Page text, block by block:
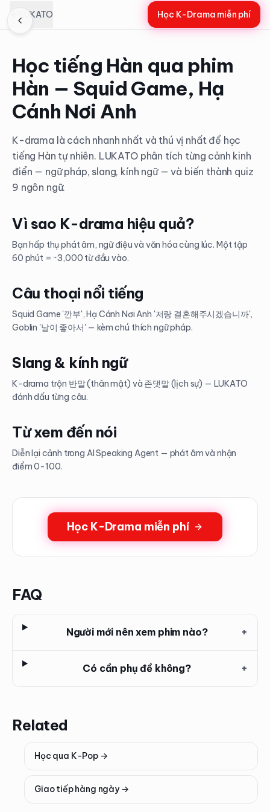
LUKATO Học K-Drama miễn phí
Học tiếng Hàn qua phim
Hàn — Squid Game, Hạ
Cánh Nơi Anh
K-drama là cách nhanh nhất và thú vị nhất để học
tiếng Hàn tự nhiên. LUKATO phân tích từng cảnh kinh
điển — ngữ pháp, slang, kính ngữ — và biến thành quiz
9 ngôn ngữ.
Vì sao K-drama hiệu quả?
Bạn hấp thụ phát âm, ngữ điệu và văn hóa cùng lúc. Một tập
60 phút = ~3,000 từ đầu vào.
Câu thoại nổi tiếng
Squid Game '깐부', Hạ Cánh Nơi Anh '저랑 결혼해주시겠습니까',
Goblin '날이 좋아서' — kèm chú thích ngữ pháp.
Slang & kính ngữ
K-drama trộn 반말 (thân mật) và 존댓말 (lịch sự) — LUKATO
đánh dấu từng câu.
Từ xem đến nói
Diễn lại cảnh trong AI Speaking Agent — phát âm và nhận
điểm 0-100.
Học K-Drama miễn phí
FAQ
Người mới nên xem phim nào? +
Có cần phụ đề không? +
Related
Học qua K-Pop→
Giao tiếp hàng ngày→